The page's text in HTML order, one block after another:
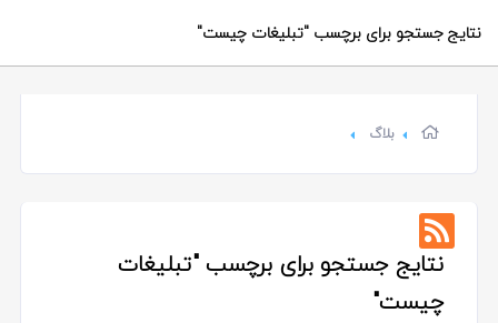
نتایج جستجو برای برچسب "تبلیغات چیست"
بلاگ
نتایج جستجو برای برچسب"تبلیغات
چیست"